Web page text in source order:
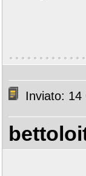
Inviato: 14